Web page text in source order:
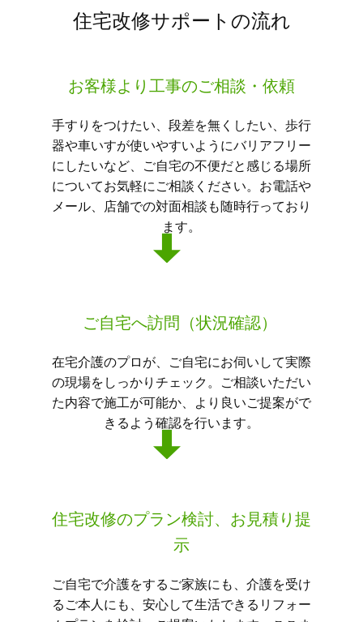
住宅改修サポートの流れ
お客様より工事のご相談・依頼
手すりをつけたい、段差を無くしたい、歩行
器や車いすが使いやすいようにバリアフリー
にしたいなど、ご自宅の不便だと感じる場所
についてお気軽にご相談ください。お電話や
メール、店舗での対面相談も随時行っており
ます。
ご自宅へ訪問（状況確認）
在宅介護のプロが、ご自宅にお伺いして実際
の現場をしっかりチェック。ご相談いただい
た内容で施工が可能か、より良いご提案がで
きるよう確認を行います。
住宅改修のプラン検討、お見積り提
示
ご自宅で介護をするご家族にも、介護を受け
るご本人にも、安心して生活できるリフォー